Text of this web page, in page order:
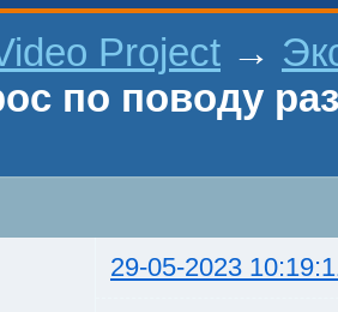
Project →
по поводу
29-05-2023